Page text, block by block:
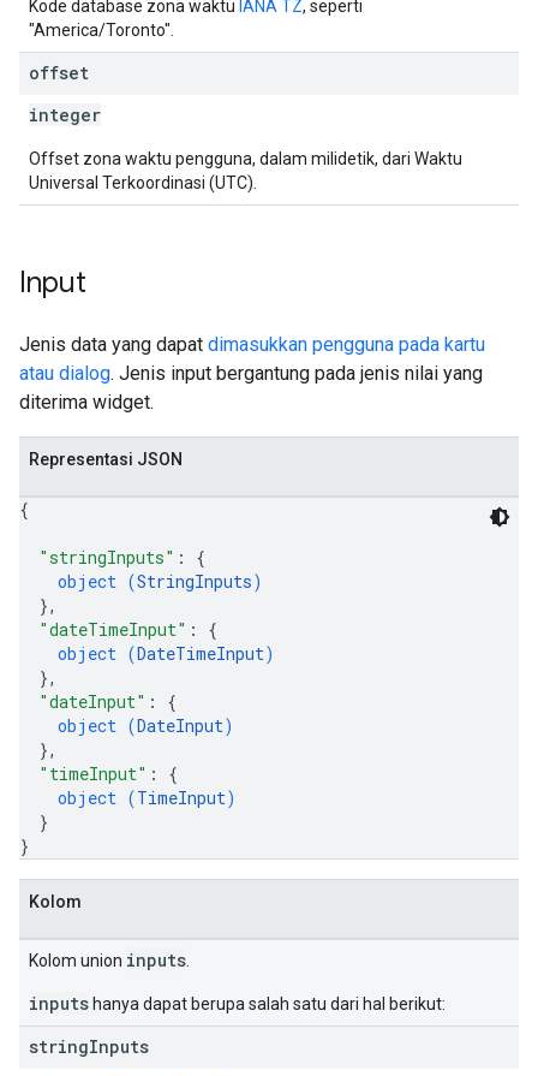
Kode database zona waktu IANA TZ, seperti
"America/Toronto".
offset
integer
Offset zona waktu pengguna, dalam milidetik, dari Waktu
Universal Terkoordinasi (UTC).
Input
Jenis data yang dapat dimasukkan pengguna pada kartu
atau dialog. Jenis input bergantung pada jenis nilai yang
diterima widget.
Representasi JSON
{
"stringInputs" : {
object (StringInputs)
},
"dateTimeInput" : {
object (DateTimeInput)
},
"dateInput" : {
object (DateInput)
},
"timeInput" : {
object (TimeInput)
}
}
Kolom
Kolom union inputs
inputs hanya dapat berupa salah satu dari hal berikut:
stringInputs